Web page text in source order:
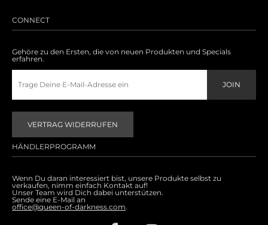
CONNECT
Gehöre zu den Ersten, die von neuen Produkten und Specials
erfahren.
VERTRAG WIDERRUFEN
HÄNDLERPROGRAMM
Wenn Du daran interessiert bist, unsere Produkte selbst zu
verkaufen, nimm einfach Kontakt auf!
Unser Team wird Dich dabei unterstützen.
Sende eine E-Mail an
office@queen-of-darkness.com.